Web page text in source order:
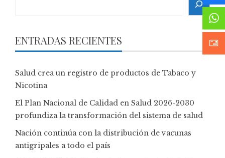
ENTRADAS RECIENTES
Salud crea un registro de productos de Tabaco y
Nicotina
El Plan Nacional de Calidad en Salud 2026-2030
profundiza la transformación del sistema de salud
Nación continúa con la distribución de vacunas
antigripales a todo el país